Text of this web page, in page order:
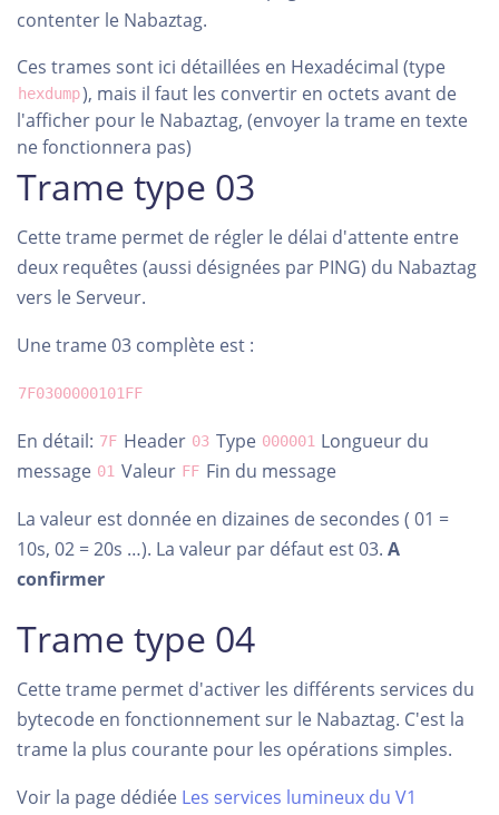
contenter le Nabaztag.
Ces trames sont ici détaillées en Hexadécimal (type
hexdump), mais il faut les convertir en octets avant de
l'afficher pour le Nabaztag, (envoyer la trame en texte
ne fonctionnera pas)
Trame type 03
Cette trame permet de régler le délai d'attente entre
deux requêtes (aussi désignées par PING) du Nabaztag
vers le Serveur.
Une trame 03 complète est :
7F0300000101FF
En détail: 7F Header 03 Type 000001 Longueur du
message 01 Valeur FF Fin du message
La valeur est donnée en dizaines de secondes ( 01 =
10s, 02 = 20s …). La valeur par défaut est 03. A
confirmer
Trame type 04
Cette trame permet d'activer les différents services du
bytecode en fonctionnement sur le Nabaztag. C'est la
trame la plus courante pour les opérations simples.
Voir la page dédiée Les services lumineux du V1